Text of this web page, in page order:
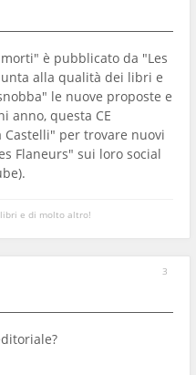
è pubblicato da "Les
alla qualità dei libri e
le nuove proposte e
anno, questa CE
Castelli" per trovare nuovi
Flaneurs" sui loro social
e di molto altro!
3